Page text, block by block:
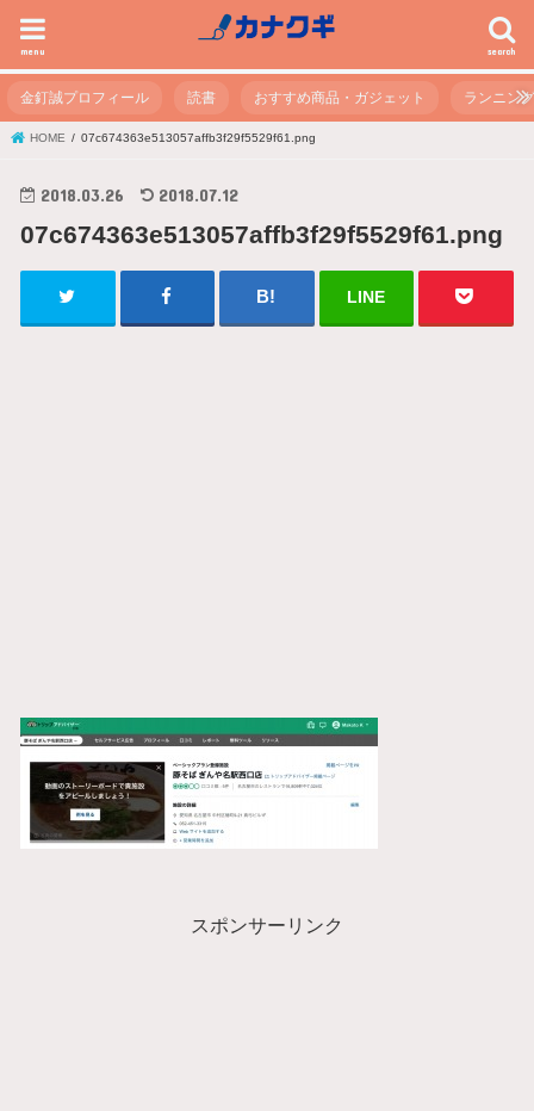
search
menu
金釘誠プロフィール 読書 おすすめ商品・ガジェット ランニング
HOME 07c674363e513057affb3f29f5529f61.png
2018.03.26 2018.07.12
07c674363e513057affb3f29f5529f61.png
LINE
スポンサーリンク